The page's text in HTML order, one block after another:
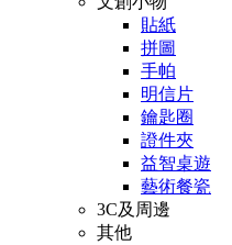
貼紙
拼圖
手帕
明信片
鑰匙圈
證件夾
益智桌遊
藝術餐瓷
3C及周邊
其他